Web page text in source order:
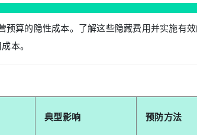
预算的隐性成本。了解这些隐藏费用并实施有
本。
典型影响 预防方法